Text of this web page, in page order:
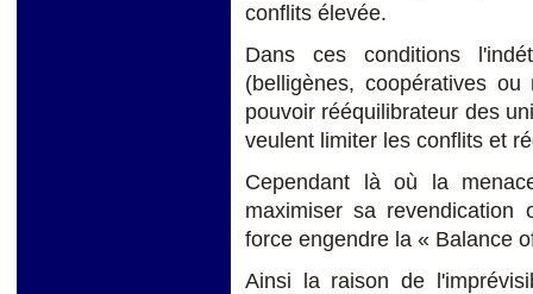
conflits élevée.
Dans ces conditions
(belligènes, coopératives
pouvoir rééquilibrateur des
veulent limiter les conflits et
Cependant là où la
maximiser sa
force engendre la « Balance
Ainsi la raison de